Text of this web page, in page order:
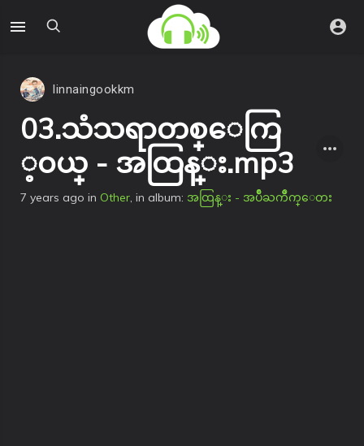
linnaingookkm
03.သံသရာတစ္ေကြ
့၀ယ္ - အထြန္း.mp3
7 years ago in Other, in album: အထြန္း - အပ်ိဳႀကိဳက္ေတး